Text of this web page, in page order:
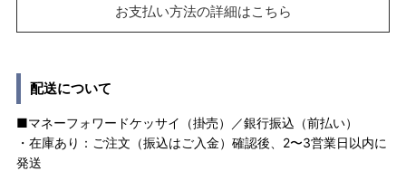
お支払い方法の詳細はこちら
配送について
■マネーフォワードケッサイ（掛売）／銀行振込（前払い）
・在庫あり：ご注文（振込はご入金）確認後、2〜3営業日以内に
発送